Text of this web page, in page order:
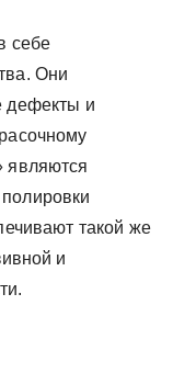
себе
Они
дефекты и
являются
такой же
и